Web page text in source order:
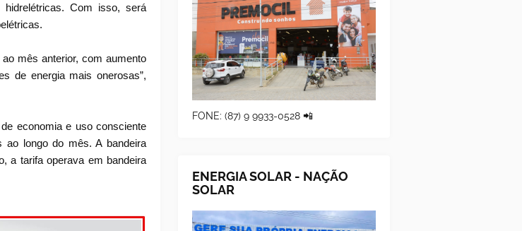
Com isso, será
mês anterior, com aumento
de energia mais onerosas”,
economia e uso consciente
ao longo do mês. A bandeira
a tarifa operava em bandeira
FONE: (87) 9 9933-0528 📲
ENERGIA SOLAR - NAÇÃO
SOLAR